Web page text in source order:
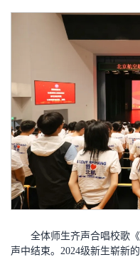
全体师生齐声合唱校歌
声中结束。2024级新生崭新